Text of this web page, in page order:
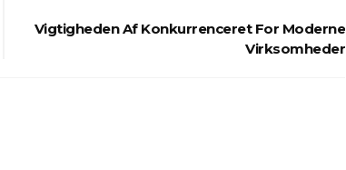
Vigtigheden Af Konkurrenceret For Moderne
Virksomheder